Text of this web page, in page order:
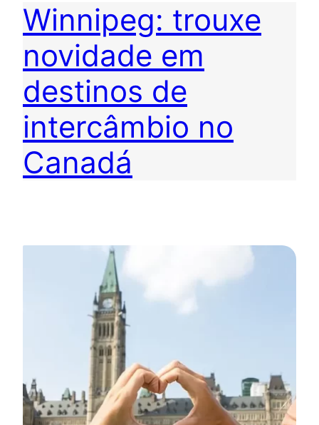
Winnipeg: trouxe
novidade em
destinos de
intercâmbio no
Canadá